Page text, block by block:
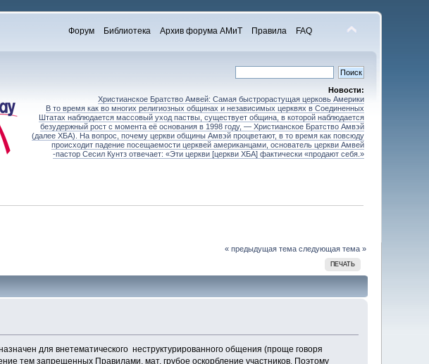
Форум Библиотека Архив форума АМиТ Правила FAQ
Новости:
Христианское Братство Амвей: Самая быстрорастущая церковь Америки
В то время как во многих религиозных общинах и независимых церквях в Соединенных
Штатах наблюдается массовый уход паствы, существует община, в которой наблюдается
безудержный рост с момента её основания в 1998 году, — Христианское Братство Амвэй
(далее ХБА). На вопрос, почему церкви общины Амвэй процветают, в то время как повсюду
происходит падение посещаемости церквей американцами, основатель церкви Амвей
-пастор Сесил Кунтз отвечает: «Эти церкви [церкви ХБА] фактически «продают себя.»
« предыдущая тема следующая тема »
ПЕЧАТЬ
для внетематического неструктурированного общения (проще говоря
тем запрещенных Правилами, мат, грубое оскорбление участников. Поэтому